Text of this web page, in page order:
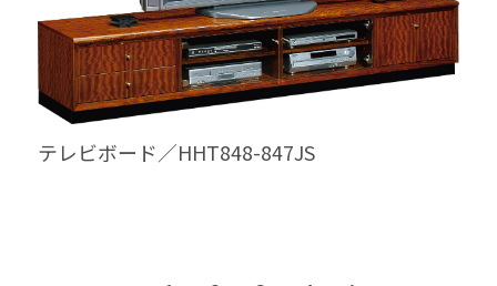
テレビボード／HHT848-847JS